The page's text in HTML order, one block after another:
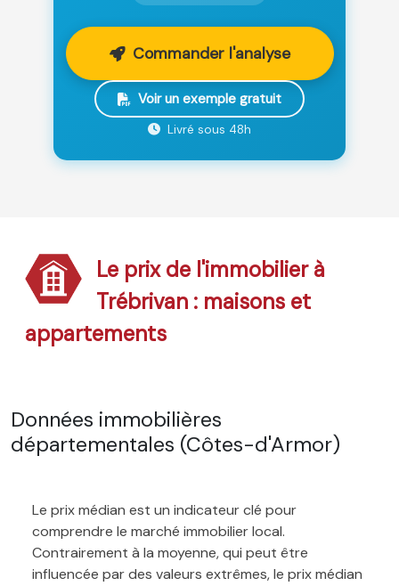
Commander l'analyse
Voir un exemple gratuit
Livré sous 48h
Le prix de l'immobilier à
Trébrivan : maisons et
appartements
Données immobilières
départementales (Côtes-d'Armor)
Le prix médian est un indicateur clé pour
comprendre le marché immobilier local.
Contrairement à la moyenne, qui peut être
influencée par des valeurs extrêmes, le prix médian